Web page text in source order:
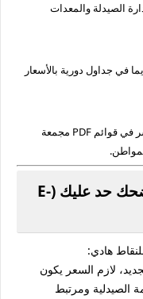
الصيدلة والمعدات
في جداول دورية بالأسعار
بعض نقابات الصيادلة تنشر في قوائم PDF مجمعة
4. نصيحة "صحفية" باش ما يضحك حد عليك (E-
هادي:
لازم السعر يكون
ومرتبط